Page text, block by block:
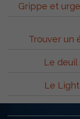
Grippe et
Trouver un
Le
Le